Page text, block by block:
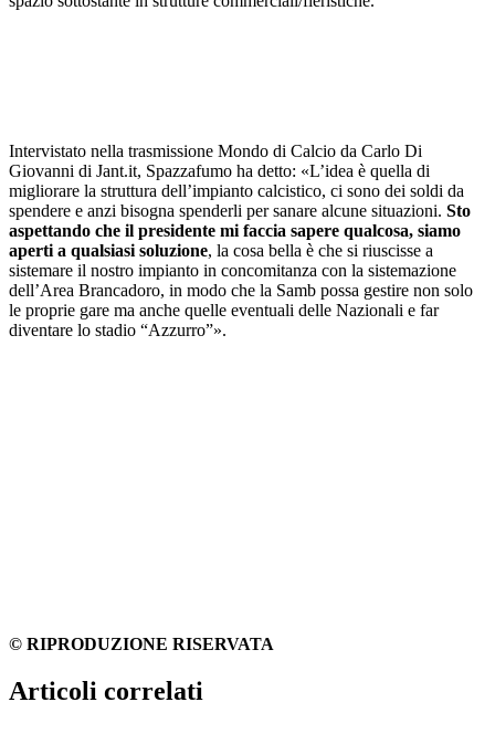
Intervistato nella trasmissione Mondo di Calcio da Carlo Di
Giovanni di Jant.it, Spazzafumo ha detto: «L’idea è quella di
migliorare la struttura dell’impianto calcistico, ci sono dei soldi da
spendere e anzi bisogna spenderli per sanare alcune situazioni. Sto
aspettando che il presidente mi faccia sapere qualcosa, siamo
aperti a qualsiasi soluzione, la cosa bella è che si riuscisse a
sistemare il nostro impianto in concomitanza con la sistemazione
dell’Area Brancadoro, in modo che la Samb possa gestire non solo
le proprie gare ma anche quelle eventuali delle Nazionali e far
diventare lo stadio “Azzurro”».
© RIPRODUZIONE RISERVATA
Articoli correlati